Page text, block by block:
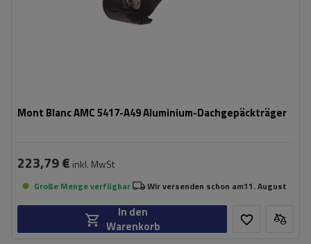
Mont Blanc AMC 5417-A49 Aluminium-Dachgepäckträger
223,79 € inkl. MwSt
Große Menge verfügbar Wir versenden schon am11. August
In den
Warenkorb